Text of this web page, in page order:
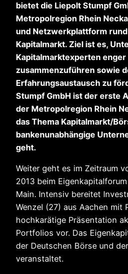
bietet die Liepolt Stumpf
Metropolregion Rhein
und Netzwerkplattform
Kapitalmarkt. Ziel ist es,
Kapitalmarktexperten enger
zusammenzuführen sowie
Erfahrungsaustausch zu
Stumpf GmbH ist der erste
der Metropolregion Rhein
das Thema Kapitalmarkt/
bankenunabhängige
geht.
Weiter geht es im Zeitraum
2013 beim
Main. Intensiv bereitet
Wenzel (27) aus Aachen mit
hochkarätige Präsentation
Portfolios vor. Das
der Deutschen Börse und
veranstaltet.